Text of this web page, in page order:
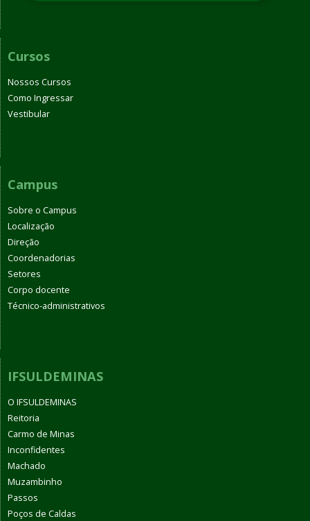
Cursos
Nossos Cursos
Como Ingressar
Vestibular
Campus
Sobre o Campus
Localização
Direção
Coordenadorias
Setores
Corpo docente
Técnico-administrativos
IFSULDEMINAS
O IFSULDEMINAS
Reitoria
Carmo de Minas
Inconfidentes
Machado
Muzambinho
Passos
Poços de Caldas